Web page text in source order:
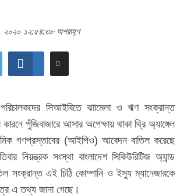
২০২০ ১২:৫৪:৩৮ অপরাহ্ণ
সিআইবিতে ঝাামেলা ও ঋণ সংক্রান্ত
পুঁজিবাজারে আসার অপেক্ষায় থাকা থ্রি অ্যাঙ্গেল
গণপ্রস্তাবের (আইপিও) আবেদন বাতিল করেছে
নিয়ন্ত্রক সংস্থা বাংলাদেশ সিকিউরিটিজ অ্যান্ড
সংক্রান্ত এই চিঠি কোম্পানি ও ইস্যু ম্যানেজারকে
এ তথ্য জানা গেছে।